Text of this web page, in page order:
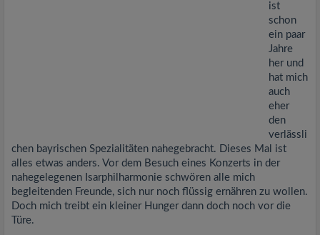
ist
schon
ein paar
Jahre
her und
hat mich
auch
eher
den
verlässli
chen bayrischen Spezialitäten nahegebracht. Dieses Mal ist
alles etwas anders. Vor dem Besuch eines Konzerts in der
nahegelegenen Isarphilharmonie schwören alle mich
begleitenden Freunde, sich nur noch flüssig ernähren zu wollen.
Doch mich treibt ein kleiner Hunger dann doch noch vor die
Türe.